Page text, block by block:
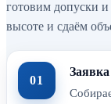
готовим допуски
высоте и сдаём
01